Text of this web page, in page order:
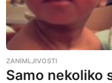
ZANIMLJIVOSTI
Samo nekoliko